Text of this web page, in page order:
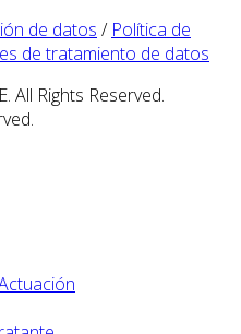
de datos / Política de
de tratamiento de datos
All Rights Reserved.